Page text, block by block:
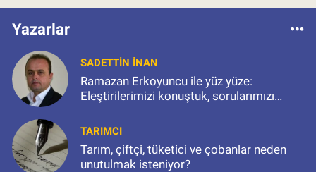
Yazarlar
SADETTIN İNAN
Ramazan Erkoyuncu ile yüz yüze:
Eleştirilerimizi konuştuk, sorularımızı
TARIMCI
Tarım, çiftçi, tüketici ve çobanlar neden
unutulmak isteniyor?